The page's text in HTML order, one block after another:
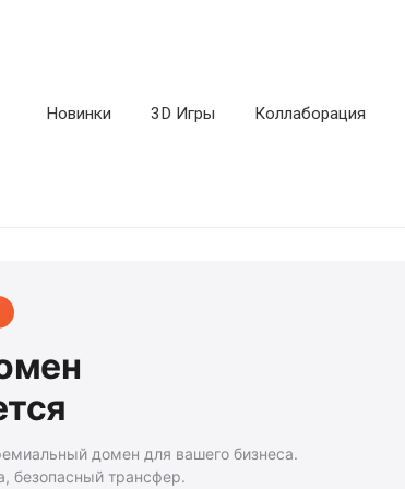
Новинки 3D Игры Коллаборация
домен для вашего бизнеса.
безопасный трансфер.